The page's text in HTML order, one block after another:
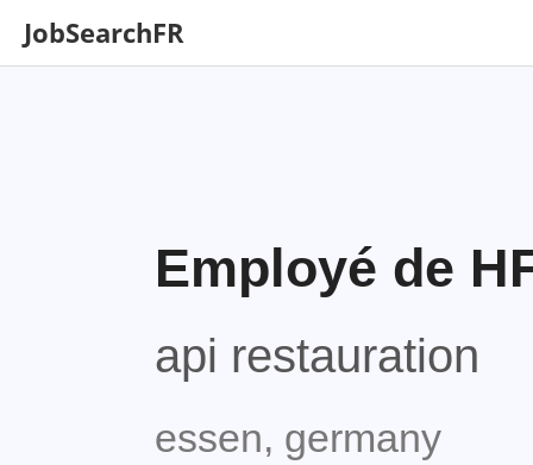
JobSearchFR
Employé de
api restauration
essen, germany